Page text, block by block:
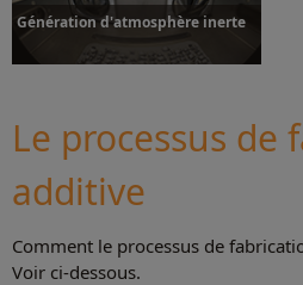
Génération d'atmosphère inerte
Plus d’informations
Le processus de
additive
Comment le processus de
Voir ci-dessous.